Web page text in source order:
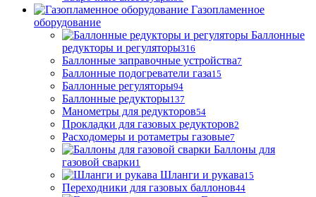
Газопламенное
оборудование
Баллонные
редукторы и регуляторы316
Баллонные заправочные устройства7
Баллонные подогреватели газа15
Баллонные регуляторы94
Баллонные редукторы137
Манометры для редукторов54
Прокладки для газовых редукторов2
Расходомеры и ротаметры газовые7
Баллоны для
газовой сварки1
Шланги и рукава15
Переходники для газовых баллонов44